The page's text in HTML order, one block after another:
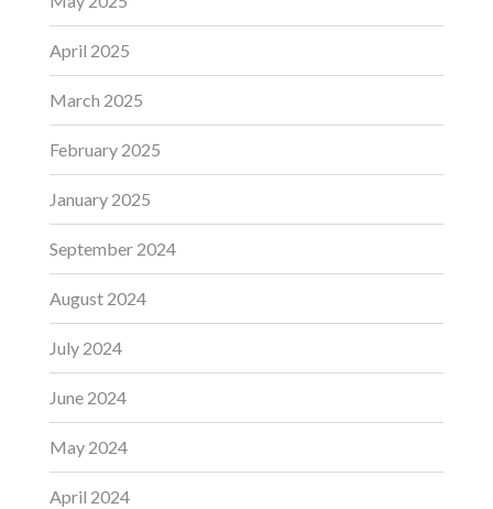
April 2025
March 2025
February 2025
January 2025
September 2024
August 2024
July 2024
June 2024
May 2024
April 2024